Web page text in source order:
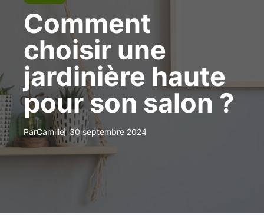
Comment
choisir une
jardinière haute
pour son salon ?
ParCamille 30 septembre 2024